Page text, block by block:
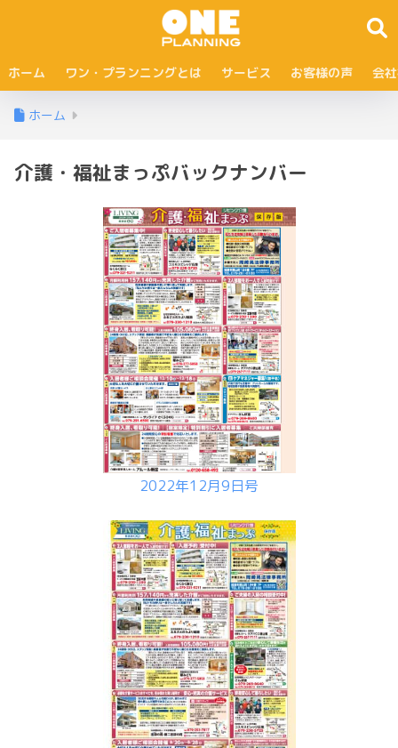
ホーム ワン・プランニングとは サービス お客様の声 会
ホーム
介護・福祉まっぷバックナンバー
2022年12月9日号